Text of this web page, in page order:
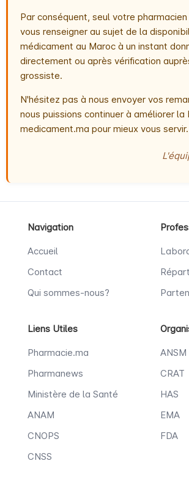
Par conséquent, seul votre
vous renseigner au sujet de la
médicament au Maroc à un instant
directement ou après vérification
grossiste.
N'hésitez pas à nous envoyer vos
nous puissions continuer à améliorer la
medicament.ma pour mieux vous servir.
Navigation
Accueil
Contact
Qui sommes-nous?
Liens Utiles
Pharmacie.ma
Pharmanews
Ministère de la Santé
ANAM
CNOPS
CNSS
ANSM
CRAT
HAS
EMA
FDA